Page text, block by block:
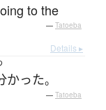
to the
— Tatoeba
Details ▸
かった。
— Tatoeba